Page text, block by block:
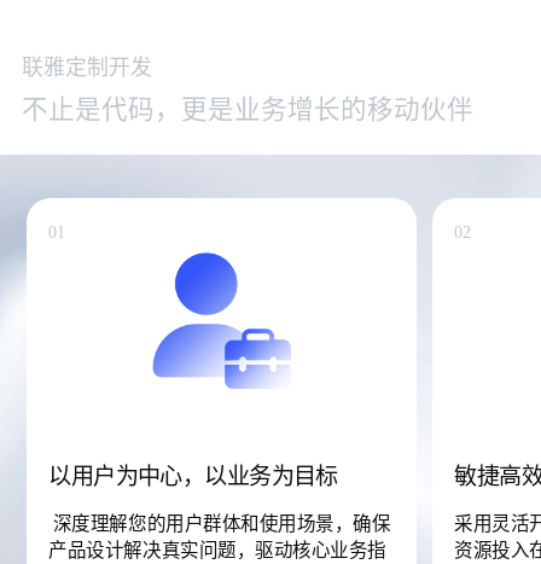
联雅定制开发
不 止是代码 ， 更是业务增长 的移动伙伴
01
以用户为中心，以业务为目标
深度理解您的用户群体和使用场景，确保
产品设计解决真实问题，驱动核心业务指
02
敏捷高
采用灵活
资源投入